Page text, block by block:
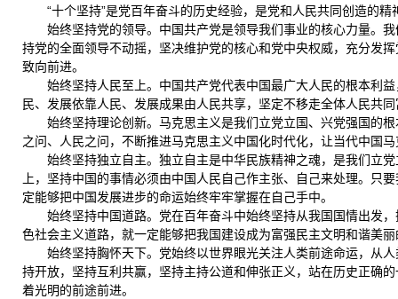
“十个坚持”是党百年奋斗的历史经验，是党和人民共同创造的
始终坚持党的领导。中国共产党是领导我们事业的核心力量。
持党的全面领导不动摇，坚决维护党的核心和党中央权威，充分发
致向前进。
始终坚持人民至上。中国共产党代表中国最广大人民的根本利
民、发展依靠人民、发展成果由人民共享，坚定不移走全体人民共
始终坚持理论创新。马克思主义是我们立党立国、兴党强国的
之问、人民之问，不断推进马克思主义中国化时代化，让当代中国
始终坚持独立自主。独立自主是中华民族精神之魂，是我们立
上，坚持中国的事情必须由中国人民自己作主张、自己来处理。只
定能够把中国发展进步的命运始终牢牢掌握在自己手中。
始终坚持中国道路。党在百年奋斗中始终坚持从我国国情出发
色社会主义道路，就一定能够把我国建设成为富强民主文明和谐美
始终坚持胸怀天下。党始终以世界眼光关注人类前途命运，从
持开放，坚持互利共赢，坚持主持公道和伸张正义，站在历史正确
着光明的前途前进。